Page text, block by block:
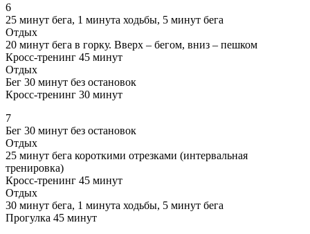
6
25 минут бега, 1 минута ходьбы, 5 минут бега
Отдых
20 минут бега в горку. Вверх – бегом, вниз – пешком
Кросс-тренинг 45 минут
Отдых
Бег 30 минут без остановок
Кросс-тренинг 30 минут
7
Бег 30 минут без остановок
Отдых
25 минут бега короткими отрезками (интервальная
тренировка)
Кросс-тренинг 45 минут
Отдых
30 минут бега, 1 минута ходьбы, 5 минут бега
Прогулка 45 минут